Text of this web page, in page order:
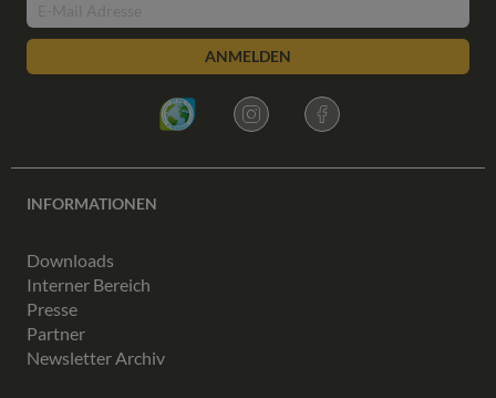
ANMELDEN
INFORMATIONEN
Downloads
Interner Bereich
Presse
Partner
Newsletter Archiv